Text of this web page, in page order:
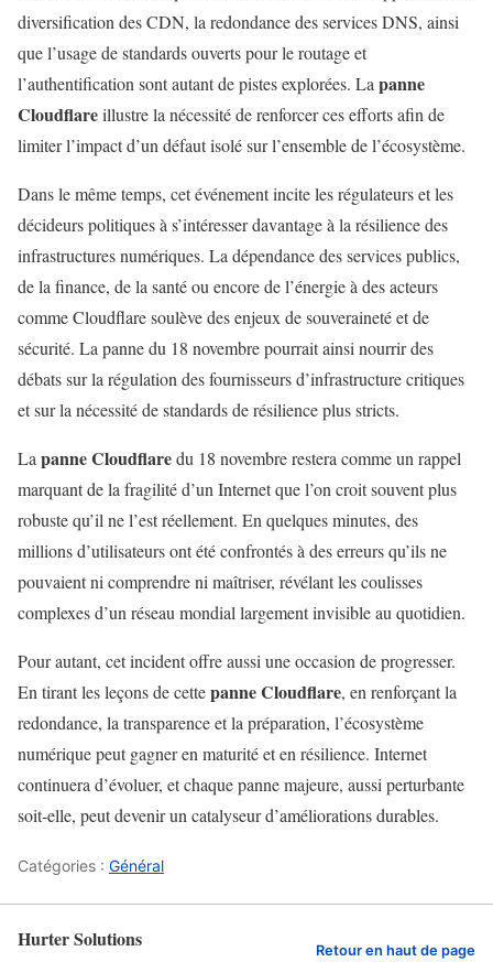
diversification des CDN, la redondance des services DNS, ainsi
que l’usage de standards ouverts pour le routage et
l’authentification sont autant de pistes explorées. Lapanne
Cloudflareillustre la nécessité de renforcer ces efforts afin de
limiter l’impact d’un défaut isolé sur l’ensemble de l’écosystème.
Dans le même temps, cet événement incite les régulateurs et les
décideurs politiques à s’intéresser davantage à la résilience des
infrastructures numériques. La dépendance des services publics,
de la finance, de la santé ou encore de l’énergie à des acteurs
comme Cloudflare soulève des enjeux de souveraineté et de
sécurité. La panne du 18 novembre pourrait ainsi nourrir des
débats sur la régulation des fournisseurs d’infrastructure critiques
et sur la nécessité de standards de résilience plus stricts.
Lapanne Cloudflaredu 18 novembre restera comme un rappel
marquant de la fragilité d’un Internet que l’on croit souvent plus
robuste qu’il ne l’est réellement. En quelques minutes, des
millions d’utilisateurs ont été confrontés à des erreurs qu’ils ne
pouvaient ni comprendre ni maîtriser, révélant les coulisses
complexes d’un réseau mondial largement invisible au quotidien.
Pour autant, cet incident offre aussi une occasion de progresser.
En tirant les leçons de cettepanne Cloudflare, en renforçant la
redondance, la transparence et la préparation, l’écosystème
numérique peut gagner en maturité et en résilience. Internet
continuera d’évoluer, et chaque panne majeure, aussi perturbante
soit‑elle, peut devenir un catalyseur d’améliorations durables.
Catégories : Général
Hurter Solutions Retour en haut de page